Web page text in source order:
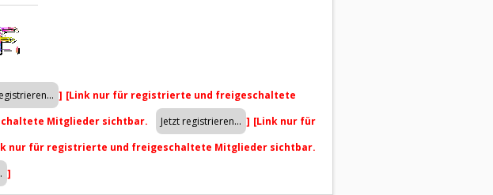
] [Link nur für registrierte und freigeschaltete
Mitglieder sichtbar. ] [Link nur für
nur für registrierte und freigeschaltete Mitglieder sichtbar.
]